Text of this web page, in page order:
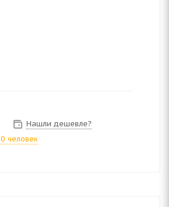
Нашли дешевле?
0 человек